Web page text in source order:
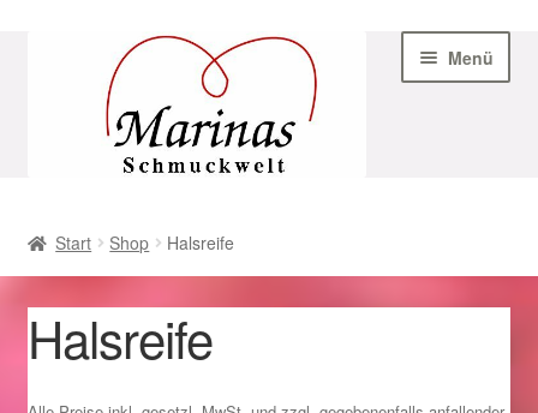
Navigation
Menü
AGB
Beispiel-Seite
Datenschutz
Start Shop Halsreife
Halsreife